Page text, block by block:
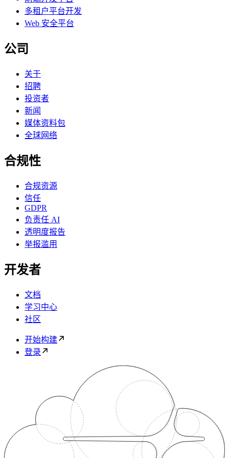
多租户平台开发
Web 安全平台
公司
关于
招聘
投资者
新闻
媒体资料包
全球网络
合规性
合规资源
信任
GDPR
负责任 AI
透明度报告
举报滥用
开发者
文档
学习中心
社区
开始构建
登录